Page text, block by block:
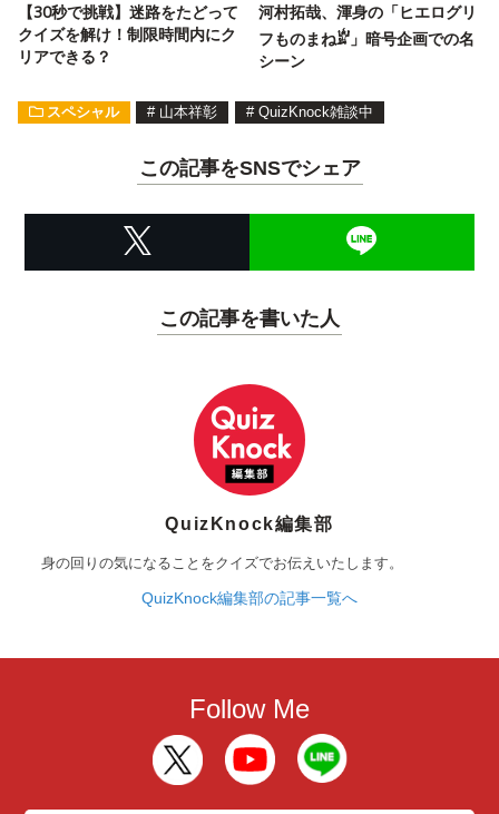
【30秒で挑戦】迷路をたどって
クイズを解け！制限時間内にク
リアできる？
河村拓哉、渾身の「ヒエログリ
フものまね𓁨」暗号企画での名
シーン
スペシャル # 山本祥彰 # QuizKnock雑談中
この記事をSNSでシェア
この記事を書いた人
QuizKnock編集部
身の回りの気になることをクイズでお伝えいたします。
QuizKnock編集部の記事一覧へ
Follow Me